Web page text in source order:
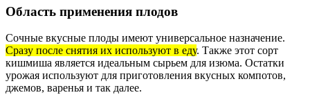
Область применения плодов
Сочные вкусные плоды имеют универсальное назначение.
Сразу после снятия их используют в еду. Также этот сорт
кишмиша является идеальным сырьем для изюма. Остатки
урожая используют для приготовления вкусных компотов,
джемов, варенья и так далее.